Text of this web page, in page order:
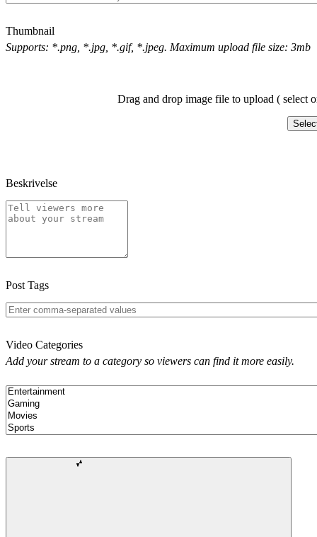
Thumbnail
Supports: *.png, *.jpg, *.gif, *.jpeg. Maximum upload file size: 3mb
Drag and drop image file to upload ( select
Beskrivelse
Post Tags
Video Categories
Add your stream to a category so viewers can find it more easily.